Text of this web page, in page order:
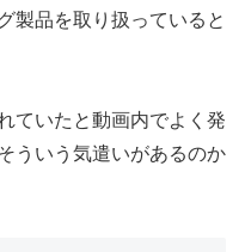
製品を取り扱っていると
ていたと動画内でよく発
ういう気遣いがあるのか